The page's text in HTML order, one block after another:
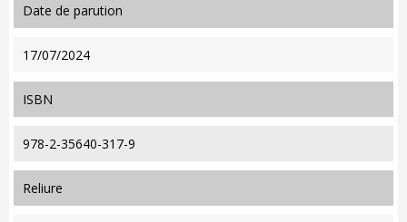
date de parution
17/07/2024
ISBN
978-2-35640-317-9
reliure